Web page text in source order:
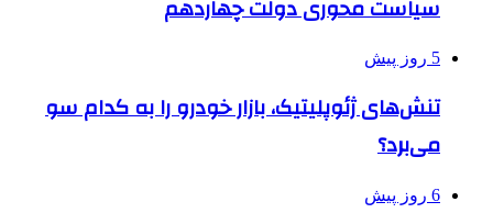
سیاست محوری دولت چهاردهم
5 روز پیش
تنش‌های ژئوپلیتیک، بازار خودرو را به کدام سو
می‌برد؟
6 روز پیش